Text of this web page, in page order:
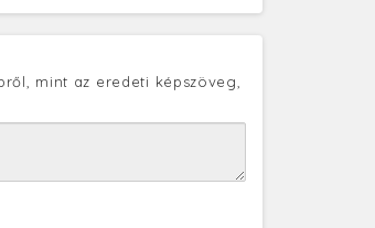
mint az eredeti képszöveg,